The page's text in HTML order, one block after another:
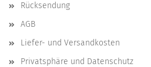
Rücksendung
AGB
Liefer- und Versandkosten
Privatsphäre und Datenschutz